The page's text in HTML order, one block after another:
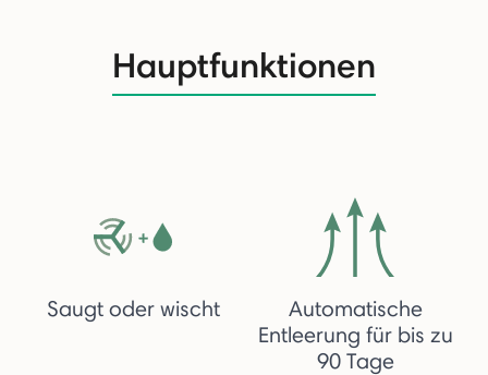
Hauptfunktionen
Saugt oder wischt
Automatische
Entleerung für bis zu
90 Tage